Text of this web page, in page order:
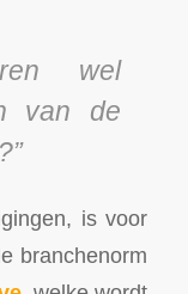
wel
van de
is voor
branchenorm